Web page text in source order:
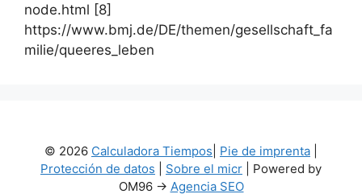
node.html [8]
https://www.bmj.de/DE/themen/gesellschaft_fa
milie/queeres_leben
© 2026 Calculadora Tiempos Pie de imprenta
Protección de datos
Sobre el micr | Powered by
OM96 -> Agencia SEO